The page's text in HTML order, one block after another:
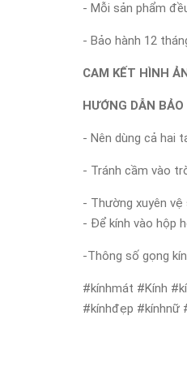
- Mỗi sản phẩm
- Bảo hành 12
CAM KẾT HÌNH
HƯỚNG DẪN BẢO
- Nên dùng cả hai
- Tránh cầm vào
- Thường xuyên vệ
- Để kính vào hộp
-Thông số gọng
#kínhmát #Kính
#kínhđẹp #kínhnữ